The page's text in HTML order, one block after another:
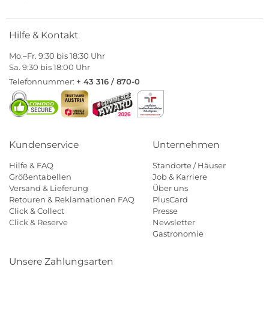
Hilfe & Kontakt
Mo.–Fr. 9:30 bis 18:30 Uhr
Sa. 9:30 bis 18:00 Uhr
Telefonnummer: + 43 316 / 870-0
Kundenservice
Hilfe & FAQ
Größentabellen
Versand & Lieferung
Retouren & Reklamationen FAQ
Click & Collect
Click & Reserve
Unternehmen
Standorte / Häuser
Job & Karriere
Über uns
PlusCard
Presse
Newsletter
Gastronomie
Unsere Zahlungsarten